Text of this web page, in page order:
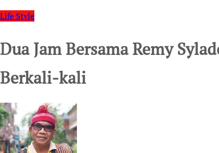
Life Style
Dua Jam Bersama Remy
Berkali-kali